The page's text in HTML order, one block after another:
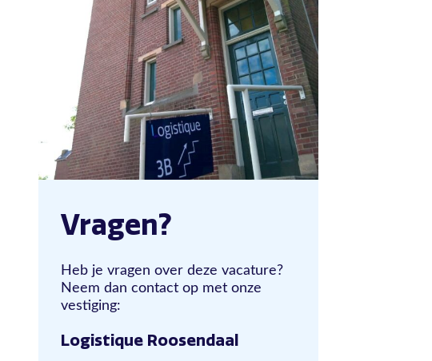
Vragen?
Heb je vragen over deze vacature?
Neem dan contact op met onze
vestiging:
Logistique Roosendaal